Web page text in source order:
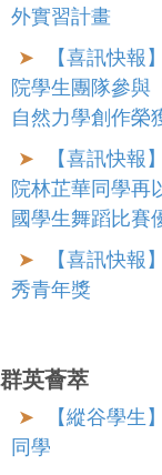
趙涵捷校長
心就學
便當店打工
華縱谷跨域書院
外實習計畫
【喜訊快報
院學生團隊參與
自然力學創作榮
【喜訊快報
院林芷華同學再
國學生舞蹈比賽
【喜訊快報
秀青年獎
群英薈萃
【縱谷學生
同學